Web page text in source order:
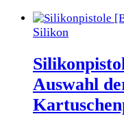
Silikon
Auswahl